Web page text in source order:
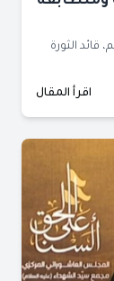
قائد الثورة
اقرأ المقال